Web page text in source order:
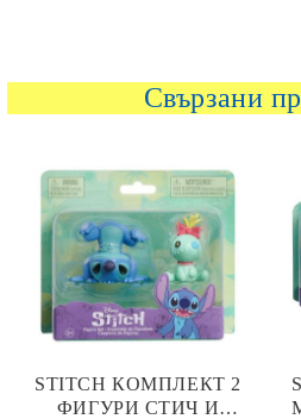
Свързани
STITCH КОМПЛЕКТ 2
ФИГУРИ СТИЧ И